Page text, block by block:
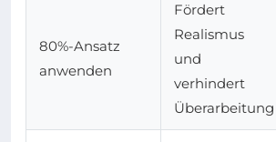
80%-Ansatz
anwenden
Fördert
Realismus
und
verhindert
Überarbeitung